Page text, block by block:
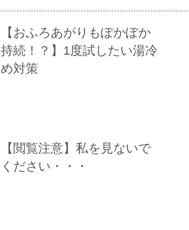
【おふろあがりもぽかぽか
持続！？】1度試したい湯冷
め対策
【閲覧注意】私を見ないで
ください・・・